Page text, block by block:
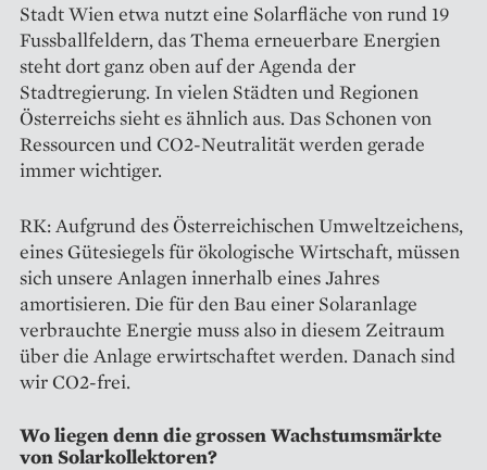
Stadt Wien etwa nutzt eine Solarfläche von rund 19
Fussballfeldern, das Thema erneuerbare Energien
steht dort ganz oben auf der Agenda der
Stadtregierung. In vielen Städten und Regionen
Österreichs sieht es ähnlich aus. Das Schonen von
Ressourcen und CO2-Neutralität werden gerade
immer wichtiger.
RK: Aufgrund des Österreichischen Umweltzeichens,
eines Gütesiegels für ökologische Wirtschaft, müssen
sich unsere Anlagen innerhalb eines Jahres
amortisieren. Die für den Bau einer Solaranlage
verbrauchte Energie muss also in diesem Zeitraum
über die Anlage erwirtschaftet werden. Danach sind
wir CO2-frei.
Wo liegen denn die grossen Wachstumsmärkte
von Solarkollektoren?